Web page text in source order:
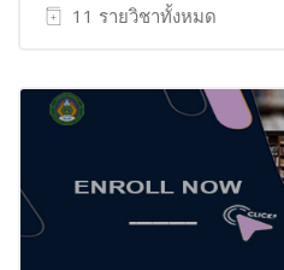
11 รายวิชาทั้งหมด